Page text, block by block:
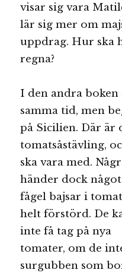
visar sig vara
lär sig mer om
uppdrag. Hur ska
regna?
I den andra
samma tid, men
på Sicilien. Där är
tomatsåstävling,
ska vara med.
händer dock
fågel bajsar i
helt förstörd. De
inte få tag på nya
tomater, om de
surgubben som